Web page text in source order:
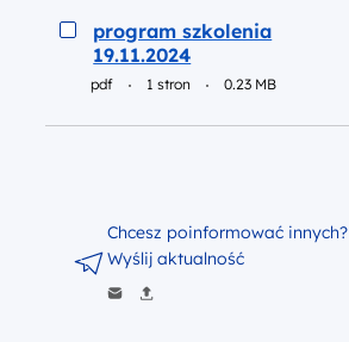
Podgląd
program szkolenia
19.11.2024
pdf 1 stron 0.23 MB
Chcesz poinformować innych?
Wyślij aktualność